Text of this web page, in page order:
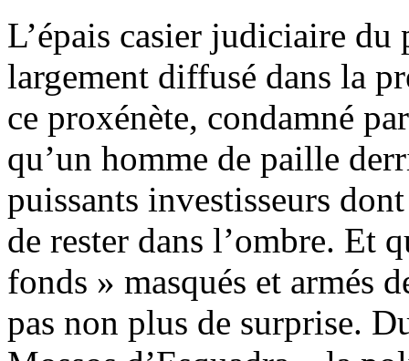
L’épais casier judiciaire du
largement diffusé dans la
ce proxénète, condamné
qu’un homme de paille
puissants investisseurs
de rester dans l’ombre. Et
fonds » masqués et armés
pas non plus de surprise.